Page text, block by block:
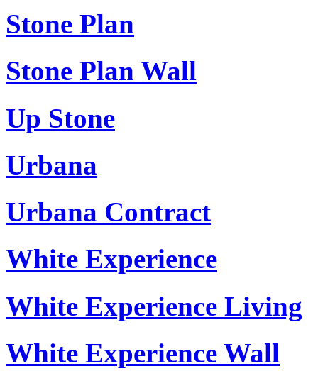
Stone Plan
Stone Plan Wall
Up Stone
Urbana
Urbana Contract
White Experience
White Experience Living
White Experience Wall